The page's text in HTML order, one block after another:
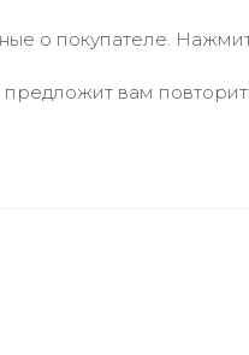
о покупателе.
вам